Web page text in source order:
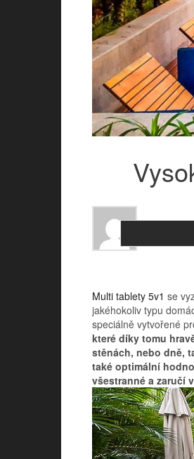
Multi tablety 5v1 se
jakéhokoliv typu
speciálně vytvořené
které díky tomu
stěnách, nebo dně,
také optimální
všestranné a zaručí